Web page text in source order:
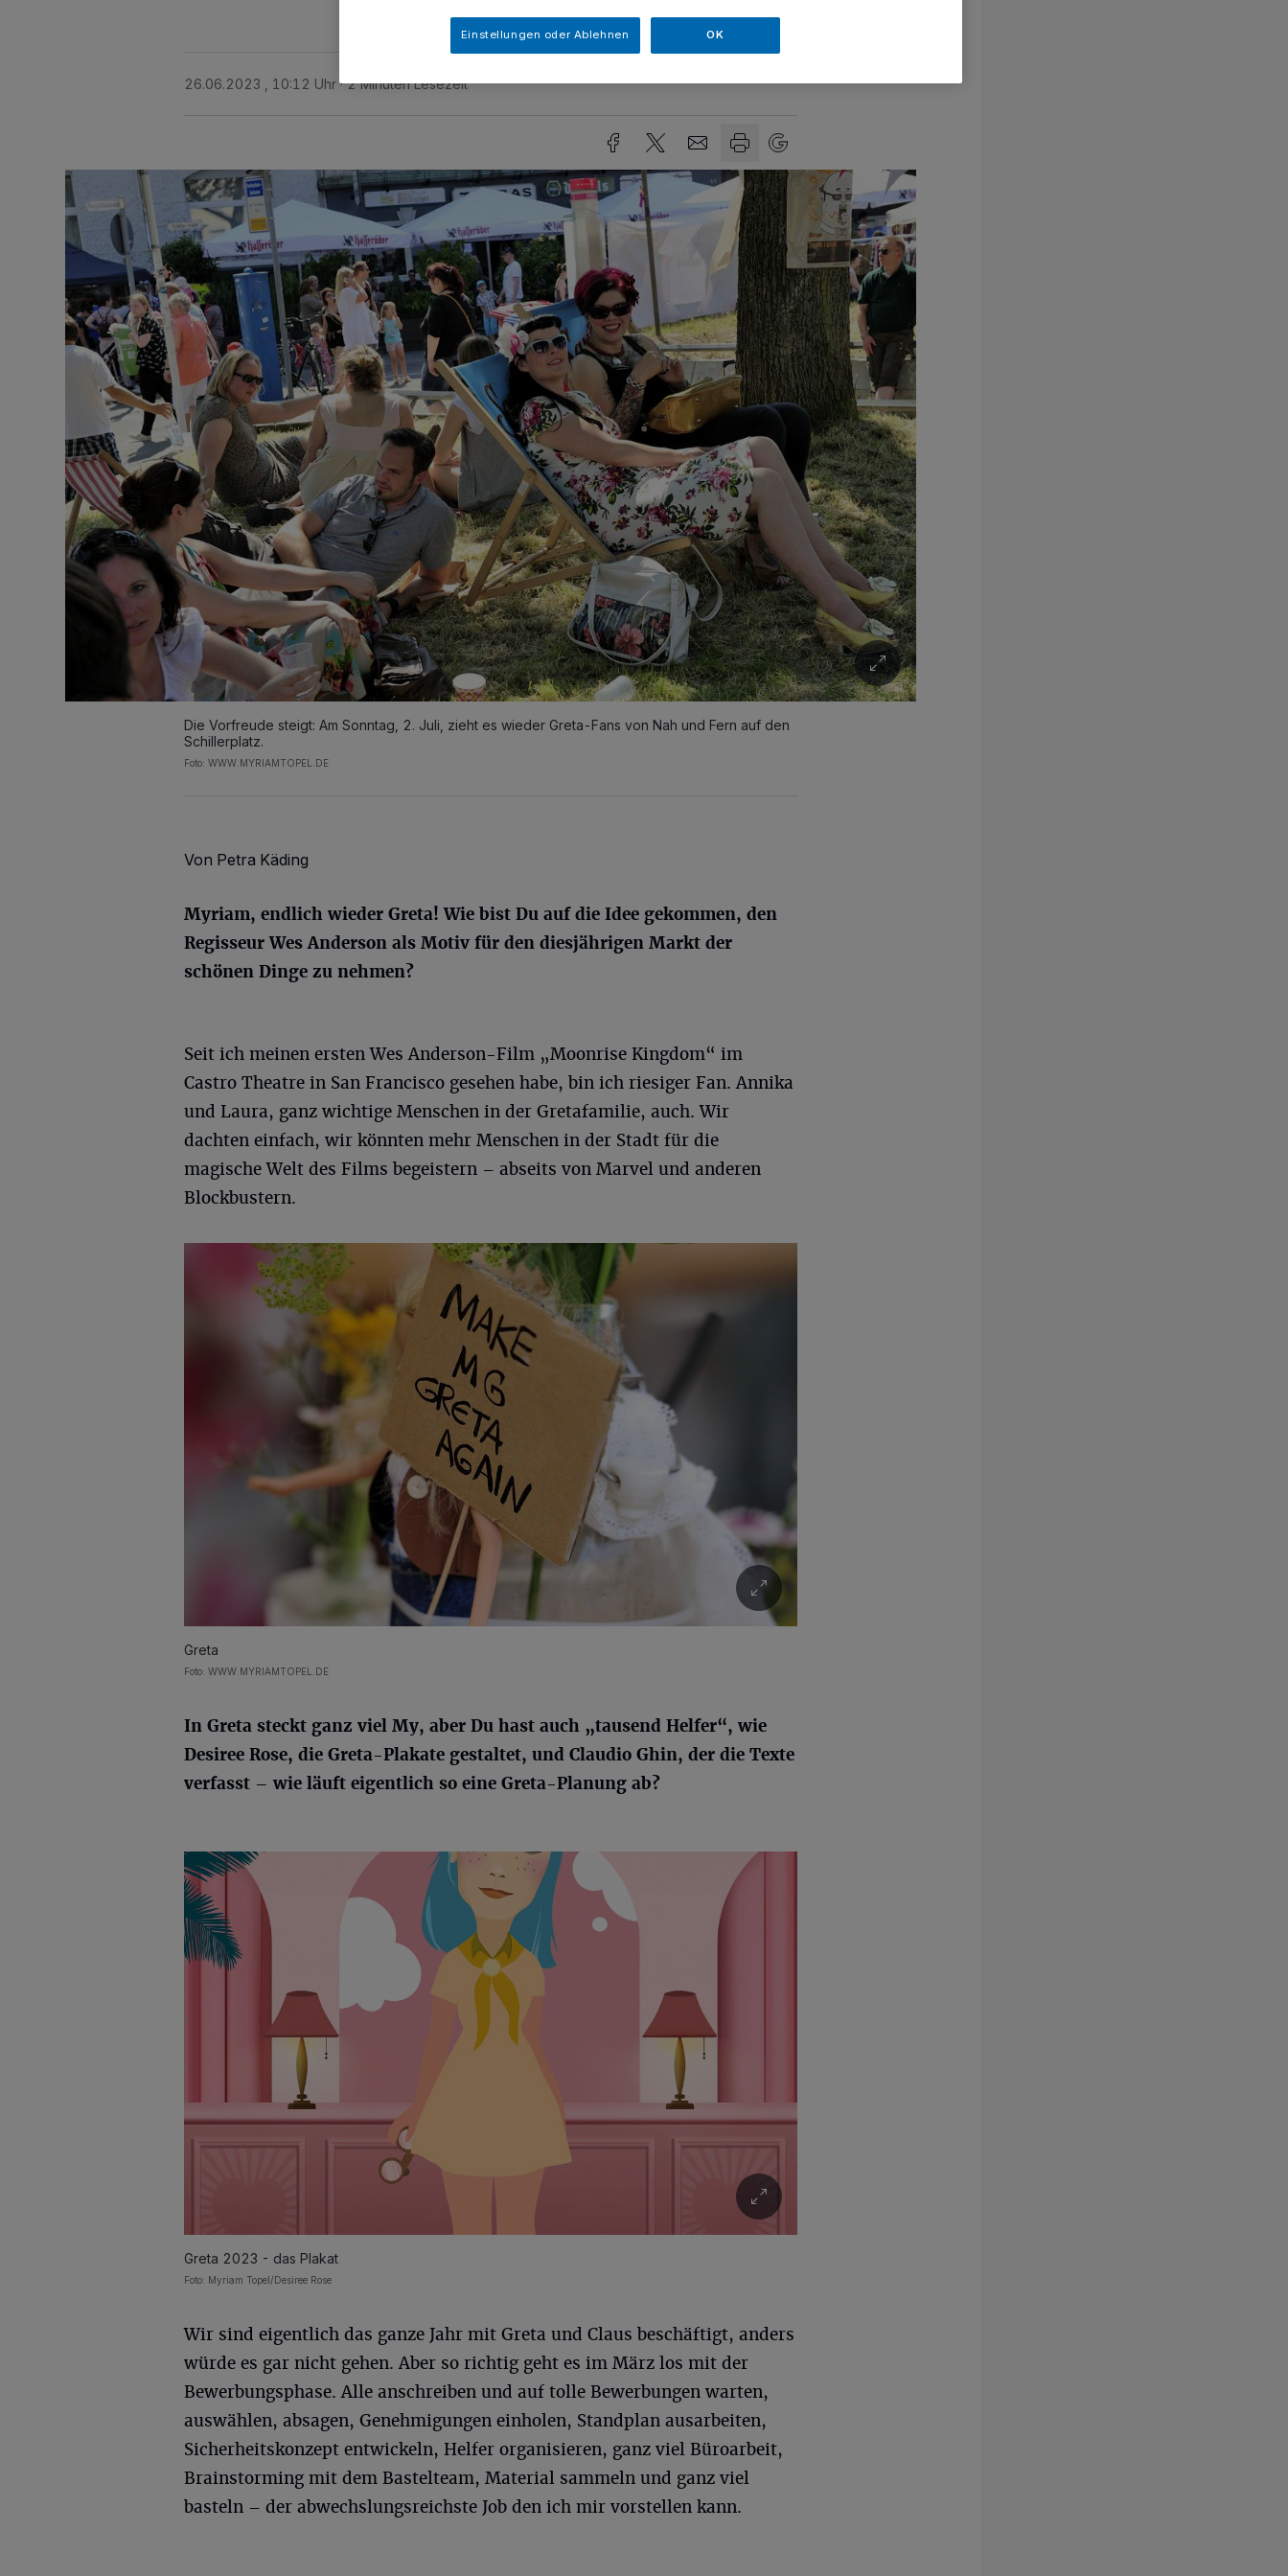
26.06.2023 , 10:12 Uhr 2 Minuten Lesezeit
Die Vorfreude steigt: Am Sonntag, 2. Juli, zieht es wieder Greta-Fans von Nah und Fern auf den
Schillerplatz.
Foto: WWW.MYRIAMTOPEL.DE
Von Petra Käding
Myriam, endlich wieder Greta! Wie bist Du auf die Idee gekommen, den
Regisseur Wes Anderson als Motiv für den diesjährigen Markt der
schönen Dinge zu nehmen?
Seit ich meinen ersten Wes Anderson-Film „Moonrise Kingdom“ im
Castro Theatre in San Francisco gesehen habe, bin ich riesiger Fan. Annika
und Laura, ganz wichtige Menschen in der Gretafamilie, auch. Wir
dachten einfach, wir könnten mehr Menschen in der Stadt für die
magische Welt des Films begeistern – abseits von Marvel und anderen
Blockbustern.
Greta
Foto: WWW.MYRIAMTOPEL.DE
In Greta steckt ganz viel My, aber Du hast auch „tausend Helfer“, wie
Desiree Rose, die Greta-Plakate gestaltet, und Claudio Ghin, der die Texte
verfasst – wie läuft eigentlich so eine Greta-Planung ab?
Greta 2023 - das Plakat
Foto: Myriam Topel/Desiree Rose
Wir sind eigentlich das ganze Jahr mit Greta und Claus beschäftigt, anders
würde es gar nicht gehen. Aber so richtig geht es im März los mit der
Bewerbungsphase. Alle anschreiben und auf tolle Bewerbungen warten,
auswählen, absagen, Genehmigungen einholen, Standplan ausarbeiten,
Sicherheitskonzept entwickeln, Helfer organisieren, ganz viel Büroarbeit,
Brainstorming mit dem Bastelteam, Material sammeln und ganz viel
basteln – der abwechslungsreichste Job den ich mir vorstellen kann.
Einstellungen oder Ablehnen OK